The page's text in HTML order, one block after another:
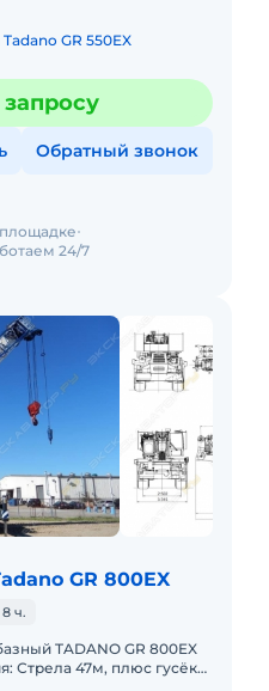
GR 550EX
Обратный звонок
24/7
GR 800EX
ч.
TADANO GR 800EX
Стрела 47м, плюс гусёк